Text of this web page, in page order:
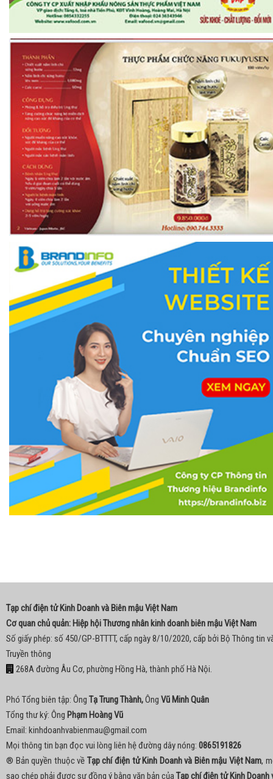
Tạp chí điện tử Kinh Doanh và Biên mậu Việt Nam
Cơ quan chủ quản: Hiệp hội Thương nhân kinh doanh biên mậu Việt Nam
Số giấy phép: số 450/GP-BTTTT, cấp ngày 8/10/2020, cấp bởi Bộ Thông tin
Truyền thông
268A đường Âu Cơ, phường Hồng Hà, thành phố Hà Nội.
Phó Tổng biên tập: Ông Tạ Trung Thành,Ông Vũ Minh Quân
Tổng thư ký: Ông Phạm Hoàng Vũ
Email: kinhdoanhvabienmau@gmail.com
Mọi thông tin bạn đọc vui lòng liên hệ đường dây nóng: 0865191826
® Bản quyền thuộc về Tạp chí điện tử Kinh Doanh và Biên mậu Việt Nam,
sao chép phải được sự đồng ý bằng văn bản củaTạp chí điện tử Kinh Doanh